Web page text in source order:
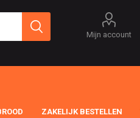
Mijn account
ZAKELIJK BESTELLEN